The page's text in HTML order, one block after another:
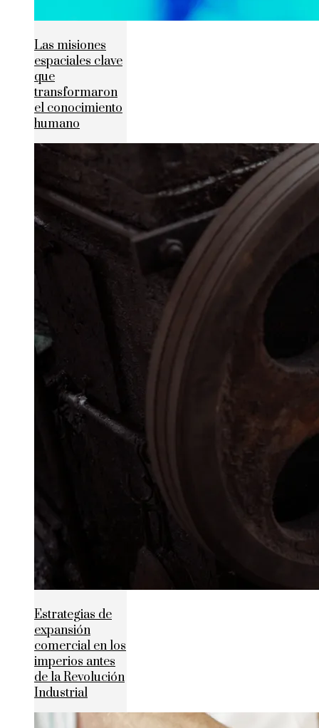
Las misiones
espaciales clave
que
transformaron
el conocimiento
humano
Estrategias de
expansión
comercial en los
imperios antes
de la Revolución
Industrial